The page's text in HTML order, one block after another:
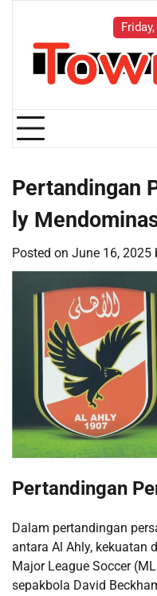
content
Pertandingan
ly
Posted on June 16, 2025
Pertandingan
Dalam pertandingan
antara Al Ahly, kekuatan
Major League Soccer
sepakbola David